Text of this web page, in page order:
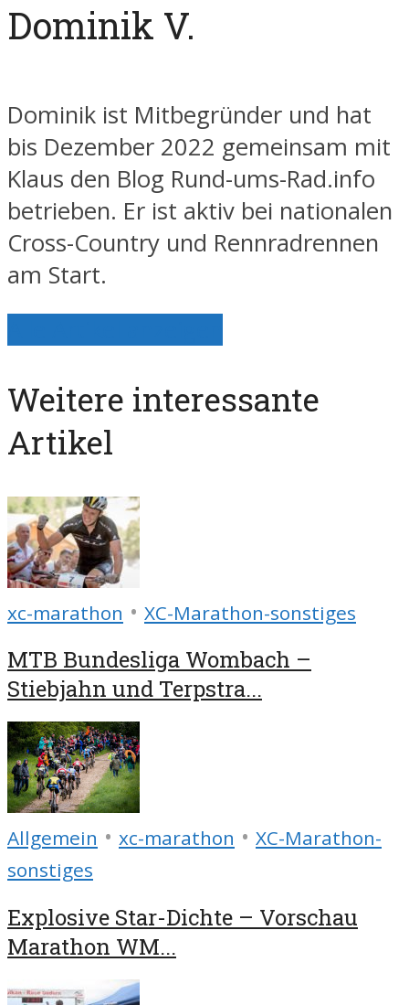
Dominik V.
Dominik ist Mitbegründer und hat
bis Dezember 2022 gemeinsam mit
Klaus den Blog Rund-ums-Rad.info
betrieben. Er ist aktiv bei nationalen
Cross-Country und Rennradrennen
am Start.
Weitere interessante
Artikel
xc-marathon • XC-Marathon-sonstiges
MTB Bundesliga Wombach –
Stiebjahn und Terpstra...
Allgemein • xc-marathon • XC-Marathon-
sonstiges
Explosive Star-Dichte – Vorschau
Marathon WM...